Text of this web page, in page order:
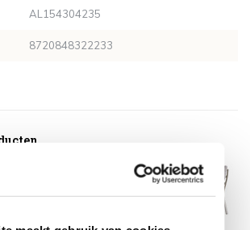
AL154304235
8720848322233